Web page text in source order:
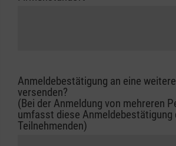
Anmeldebestätigung an eine
versenden?
(Bei der Anmeldung von mehreren
umfasst diese Anmeldebestätigung
Teilnehmenden)